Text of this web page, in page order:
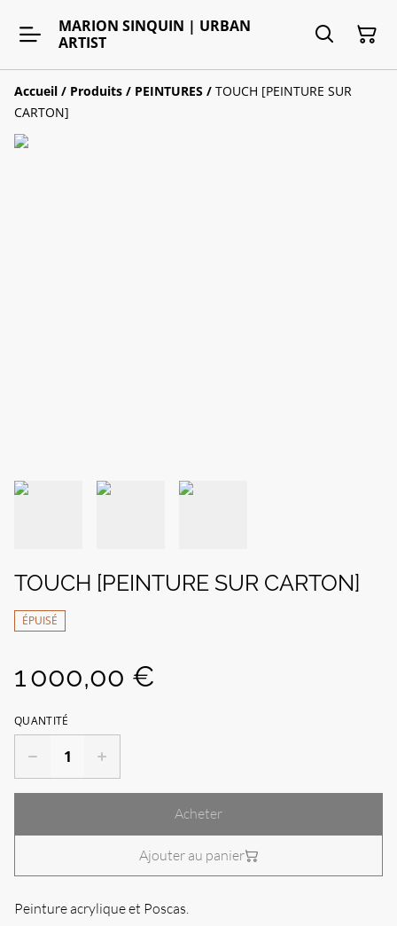
MARION SINQUIN | URBAN
ARTIST
Accueil / Produits / PEINTURES / TOUCH [PEINTURE SUR
CARTON]
TOUCH [PEINTURE SUR CARTON]
ÉPUISÉ
1 000,00 €
QUANTITÉ
Acheter
Ajouter au panier
Peinture acrylique et Poscas.